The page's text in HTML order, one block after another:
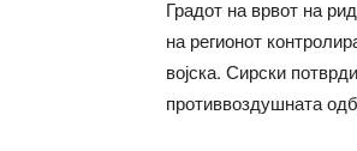
Градот на врвот на
на регионот
војска. Сирски
противвоздушната